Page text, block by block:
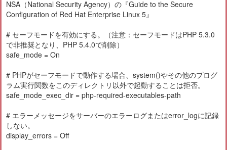
NSA（National Security Agency）の『Guide to the Secure
Configuration of Red Hat Enterprise Linux 5』
# セーフモードを有効にする。（注意：セーフモードはPHP 5.3.0
で非推奨となり、PHP 5.4.0で削除）
safe_mode = On
# PHPがセーフモードで動作する場合、system()やその他のプログ
ラム実行関数をこのディレクトリ以外で起動することは拒否。
safe_mode_exec_dir = php-required-executables-path
# エラーメッセージをサーバーのエラーログまたはerror_logに記録
しない。
display_errors = Off